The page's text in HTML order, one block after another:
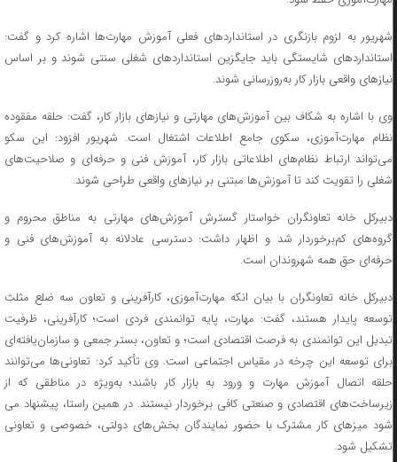
شهریور به لزوم بازنگری در استانداردهای فعلی آموزش مهارت‌ها اشاره کرد و گفت:
استانداردهای شایستگی باید جایگزین استانداردهای شغلی سنتی شوند و بر اساس
نیازهای واقعی بازار کار به‌روزرسانی شوند.
وی با اشاره به شکاف بین آموزش‌های مهارتی و نیازهای بازار کار، گفت: حلقه مفقوده
نظام مهارت‌آموزی، سکوی جامع اطلاعات اشتغال است. شهریور افزود: این سکو
می‌تواند ارتباط نظام‌های اطلاعاتی بازار کار، آموزش فنی و حرفه‌ای و صلاحیت‌های
شغلی را تقویت کند تا آموزش‌ها مبتنی بر نیازهای واقعی طراحی شوند.
دبیرکل خانه تعاونگران خواستار گسترش آموزش‌های مهارتی به مناطق محروم و
گروه‌های کم‌برخوردار شد و اظهار داشت: دسترسی عادلانه به آموزش‌های فنی و
حرفه‌ای حق همه شهروندان است.
دبیرکل خانه تعاونگران با بیان انکه مهارت‌آموزی، کارآفرینی و تعاون سه ضلع مثلث
توسعه پایدار هستند، گفت: مهارت، پایه توانمندی فردی است؛ کارآفرینی، ظرفیت
تبدیل این توانمندی به فرصت اقتصادی است؛ و تعاون، بستر جمعی و سازمان‌یافته‌ای
برای توسعه این چرخه در مقیاس اجتماعی است. وی تأکید کرد: تعاونی‌ها می‌توانند
حلقه اتصال آموزش مهارت و ورود به بازار کار باشند؛ به‌ویژه در مناطقی که از
زیرساخت‌های اقتصادی و صنعتی کافی برخوردار نیستند. در همین راستا، پیشنهاد می
شود میزهای کار مشترک با حضور نمایندگان بخش‌های دولتی، خصوصی و تعاونی
تشکیل شود.